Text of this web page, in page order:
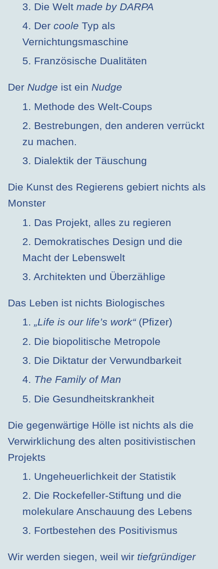
3. Die Welt made by DARPA
4. Der coole Typ als
Vernichtungsmaschine
5. Französische Dualitäten
Der Nudge ist ein Nudge
1. Methode des Welt-Coups
2. Bestrebungen, den anderen verrückt
zu machen.
3. Dialektik der Täuschung
Die Kunst des Regierens gebiert nichts als
Monster
1. Das Projekt, alles zu regieren
2. Demokratisches Design und die
Macht der Lebenswelt
3. Architekten und Überzählige
Das Leben ist nichts Biologisches
1. „Life is our life’s work“(Pfizer)
2. Die biopolitische Metropole
3. Die Diktatur der Verwundbarkeit
4. The Family of Man
5. Die Gesundheitskrankheit
Die gegenwärtige Hölle ist nichts als die
Verwirklichung des alten positivistischen
Projekts
1. Ungeheuerlichkeit der Statistik
2. Die Rockefeller-Stiftung und die
molekulare Anschauung des Lebens
3. Fortbestehen des Positivismus
Wir werden siegen, weil wir tiefgründiger